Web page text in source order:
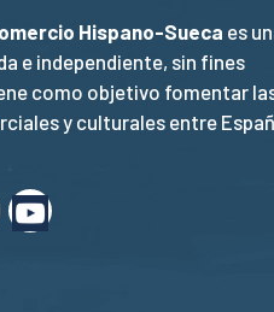
Hispano-Sueca es
e independiente, sin fines
como objetivo fomentar
y culturales entre